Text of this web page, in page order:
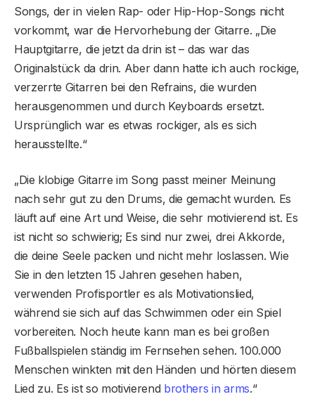
Songs, der in vielen Rap- oder Hip-Hop-Songs nicht
vorkommt, war die Hervorhebung der Gitarre. „Die
Hauptgitarre, die jetzt da drin ist – das war das
Originalstück da drin. Aber dann hatte ich auch rockige,
verzerrte Gitarren bei den Refrains, die wurden
herausgenommen und durch Keyboards ersetzt.
Ursprünglich war es etwas rockiger, als es sich
herausstellte.“
„Die klobige Gitarre im Song passt meiner Meinung
nach sehr gut zu den Drums, die gemacht wurden. Es
läuft auf eine Art und Weise, die sehr motivierend ist. Es
ist nicht so schwierig; Es sind nur zwei, drei Akkorde,
die deine Seele packen und nicht mehr loslassen. Wie
Sie in den letzten 15 Jahren gesehen haben,
verwenden Profisportler es als Motivationslied,
während sie sich auf das Schwimmen oder ein Spiel
vorbereiten. Noch heute kann man es bei großen
Fußballspielen ständig im Fernsehen sehen. 100.000
Menschen winkten mit den Händen und hörten diesem
Lied zu. Es ist so motivierend brothers in arms.“